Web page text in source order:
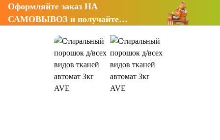
Оформляйте заказ НА
САМОВЫВОЗ и получайте